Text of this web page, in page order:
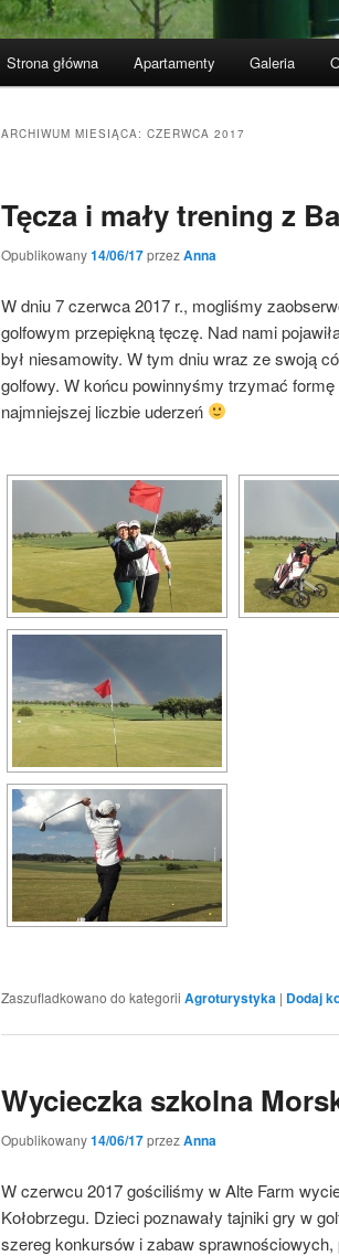
Strona główna Apartamenty Galeria
ARCHIWUM MIESIĄCA: CZERWCA 2017
Tęcza i mały trening z
Opublikowany14/06/17przezAnna
W dniu 7 czerwca 2017 r., mogliśmy
golfowym przepiękną tęczę. Nad nami
był niesamowity. W tym dniu wraz ze swoją
golfowy. W końcu powinnyśmy trzymać
najmniejszej liczbie uderzeń
Zaszufladkowano do kategorii Agroturystyka | Dodaj
Wycieczka szkolna
Opublikowany14/06/17przezAnna
W czerwcu 2017 gościliśmy w Alte Farm
Kołobrzegu. Dzieci poznawały tajniki gry w
szereg konkursów i zabaw